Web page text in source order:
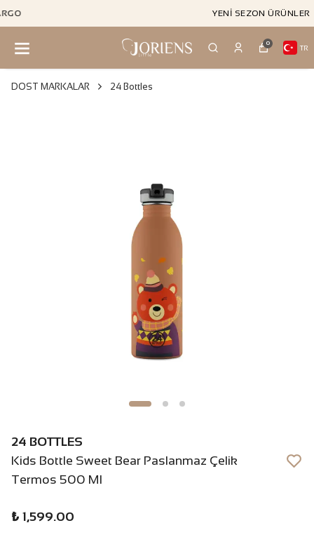
0
TR
DOST MARKALAR 24 Bottles
24 BOTTLES
Kids Bottle Sweet Bear Paslanmaz Çelik
Termos 500 Ml
₺ 1,599.00